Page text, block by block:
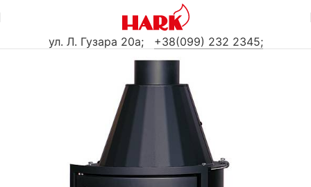
ул. Л. Гузара 20а; +38(099) 232 2345;